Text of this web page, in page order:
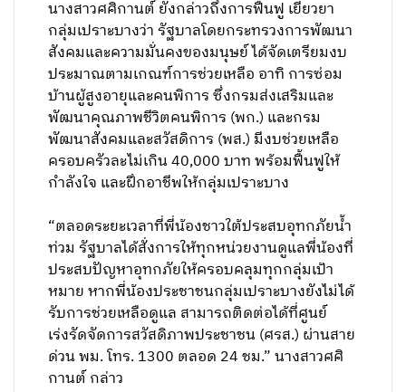
นางสาวศศิกานต์ ยังกล่าวถึงการฟื้นฟู เยียวยา
กลุ่มเปราะบางว่า รัฐบาลโดยกระทรวงการพัฒนา
สังคมและความมั่นคงของมนุษย์ ได้จัดเตรียมงบ
ประมาณตามเกณฑ์การช่วยเหลือ อาทิ การซ่อม
บ้านผู้สูงอายุและคนพิการ ซึ่งกรมส่งเสริมและ
พัฒนาคุณภาพชีวิตคนพิการ (พก.) และกรม
พัฒนาสังคมและสวัสดิการ (พส.) มีงบช่วยเหลือ
ครอบครัวละไม่เกิน 40,000 บาท พร้อมฟื้นฟูให้
กำลังใจ และฝึกอาชีพให้กลุ่มเปราะบาง
“ตลอดระยะเวลาที่พี่น้องชาวใต้ประสบอุทกภัยน้ำ
ท่วม รัฐบาลได้สั่งการให้ทุกหน่วยงานดูแลพี่น้องที่
ประสบปัญหาอุทกภัยให้ครอบคลุมทุกกลุ่มเป้า
หมาย หากพี่น้องประชาชนกลุ่มเปราะบางยังไม่ได้
รับการช่วยเหลือดูแล สามารถติดต่อได้ที่ศูนย์
เร่งรัดจัดการสวัสดิภาพประชาชน (ศรส.) ผ่านสาย
ด่วน พม. โทร. 1300 ตลอด 24 ชม.” นางสาวศศิ
กานต์ กล่าว